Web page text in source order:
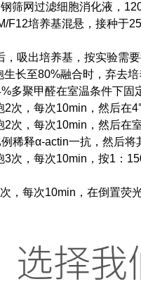
筛网过滤细胞消化液，
F12培养基混悬，接种于
，吸出培养基，按实验需
生长至80%融合时，弃去
多聚甲醛在室温条件下固
2次，每次10min，然后在
次，每次10min，然后在
稀释α-actin一抗，然后
3次，每次10min，按1：
，每次10min，在倒置荧